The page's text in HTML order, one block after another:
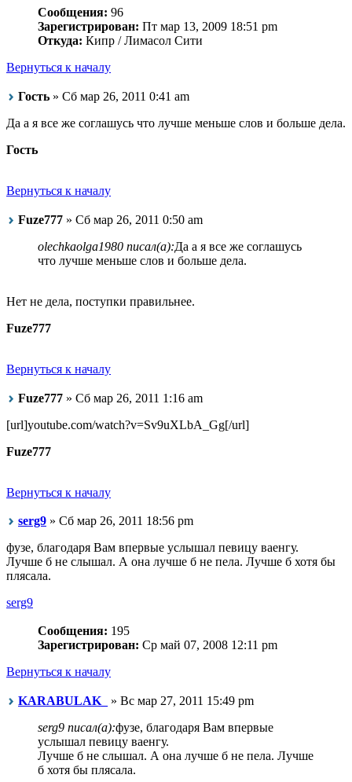
Сообщения: 96
Зарегистрирован: Пт мар 13, 2009 18:51 pm
Откуда: Кипр / Лимасол Сити
Вернуться к началу
Гость » Сб мар 26, 2011 0:41 am
Да а я все же соглашусь что лучше меньше слов и больше дела.
Гость
Вернуться к началу
Fuze777 » Сб мар 26, 2011 0:50 am
olechkaolga1980 писал(а):Да а я все же соглашусь
что лучше меньше слов и больше дела.
Нет не дела, поступки правильнее.
Fuze777
Вернуться к началу
Fuze777 » Сб мар 26, 2011 1:16 am
[url]youtube.com/watch?v=Sv9uXLbA_Gg[/url]
Fuze777
Вернуться к началу
serg9 » Сб мар 26, 2011 18:56 pm
фузе, благодаря Вам впервые услышал певицу ваенгу.
Лучше б не слышал. А она лучше б не пела. Лучше б хотя бы
плясала.
serg9
Сообщения: 195
Зарегистрирован: Ср май 07, 2008 12:11 pm
Вернуться к началу
KARABULAK_
» Вс мар 27, 2011 15:49 pm
serg9 писал(а):фузе, благодаря Вам впервые
услышал певицу ваенгу.
Лучше б не слышал. А она лучше б не пела. Лучше
б хотя бы плясала.